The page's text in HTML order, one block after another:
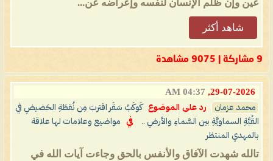
عين وإن ظلم الإنسان لنفسه وإعراضه عن...
شاهد أكثر
9 مشاركة | 9075 مشاهدة
29-07-2026,
04:37 AM
محمد عزمان رد على الموضوع
كَوكَبُ سَقَر اقتربَ مِن نُقطَةِ الحَضيضِ في
القُبَّةِ السماويَّةِ بين السَّماءِ والأرضِ ..
في
مواضيع وعلامات لها علاقة
بالمهدي المنتظر
تالله شهدت الآفاق والأنفس بالحق وجاءت آيات الله في